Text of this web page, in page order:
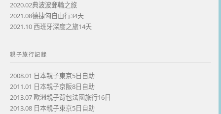
2020.02典波波郵輪之旅
2021.08德捷匈自由行34天
2021.10 西班牙深度之旅14天
親子旅行記錄
2008.01 日本親子東京5日自助
2011.01 日本親子京阪8日自助
2013.07 歐洲親子背包法國旅行16日
2013.08 日本親子東京5日自助